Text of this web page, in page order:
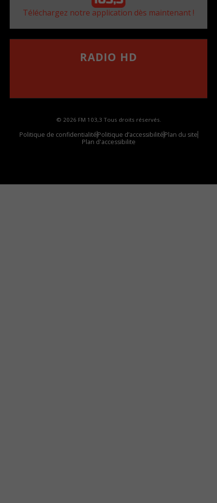
Téléchargez notre application dès maintenant !
RADIO HD
© 2026 FM 103,3 Tous droits réservés.
Politique de confidentialitéPolitique d’accessibilitéPlan du site
Plan d'accessibilite